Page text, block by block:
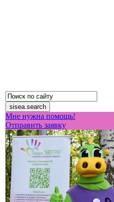
Мне нужна помощь!
Отправить заявку